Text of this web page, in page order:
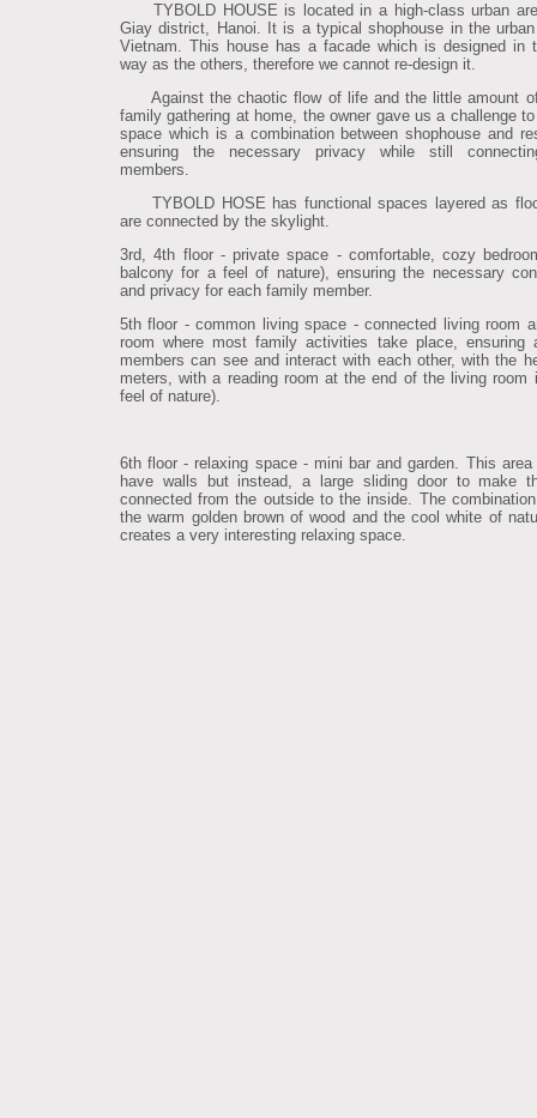
TYBOLD HOUSE is located in a high-class urban
Giay district, Hanoi. It is a typical shophouse in the
Vietnam. This house has a facade which is designed in
way as the others, therefore we cannot re-design it.
Against the chaotic flow of life and the little amount
family gathering at home, the owner gave us a challenge
space which is a combination between shophouse and
ensuring the necessary privacy while still
members.
TYBOLD HOSE has functional spaces layered as
are connected by the skylight.
3rd, 4th floor - private space - comfortable, cozy
balcony for a feel of nature), ensuring the necessary
and privacy for each family member.
5th floor - common living space - connected living room
room where most family activities take place, ensuring
members can see and interact with each other, with the
meters, with a reading room at the end of the living room
feel of nature).
6th floor - relaxing space - mini bar and garden. This area
have walls but instead, a large sliding door to make
connected from the outside to the inside. The
the warm golden brown of wood and the cool white of
creates a very interesting relaxing space.